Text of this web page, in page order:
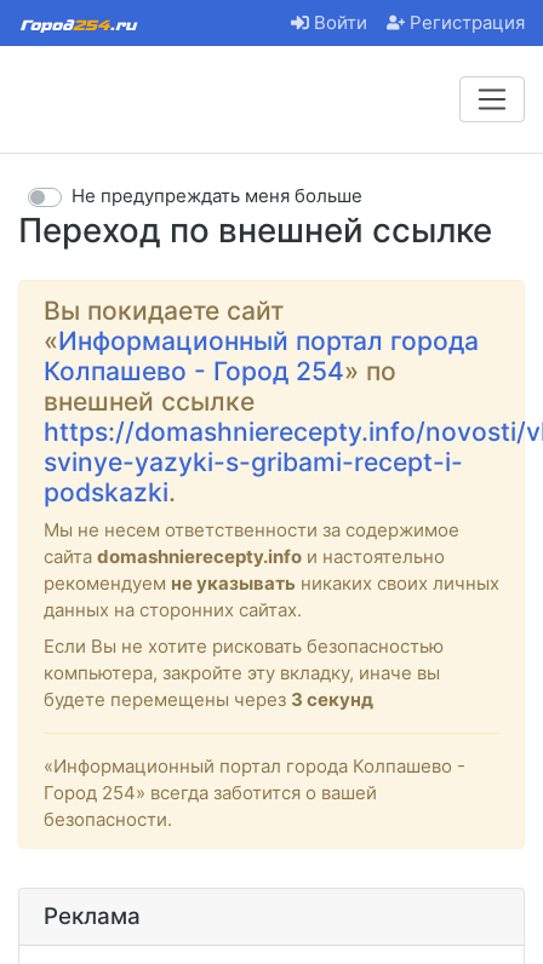
Войти Регистрация
Переход по внешней ссылке
Не предупреждать меня больше
Вы покидаете сайт
«Информационный портал города
Колпашево - Город 254» по
внешней ссылке
https://domashnierecepty.info/novosti/
svinye-yazyki-s-gribami-recept-i-
podskazki.
Мы не несем ответственности за содержимое
сайта domashnierecepty.info и настоятельно
рекомендуем не указывать никаких своих личных
данных на сторонних сайтах.
Если Вы не хотите рисковать безопасностью
компьютера, закройте эту вкладку, иначе вы
будете перемещены через 3 секунд
«Информационный портал города Колпашево -
Город 254» всегда заботится о вашей
безопасности.
Реклама